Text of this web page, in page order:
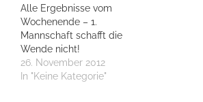
Alle Ergebnisse vom
Wochenende – 1.
Mannschaft schafft die
Wende nicht!
26. November 2012
In "Keine Kategorie"